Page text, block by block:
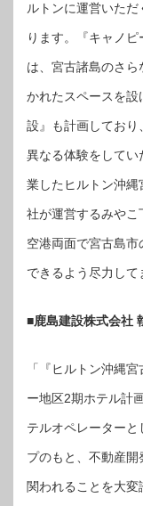
ルトンに運営いた
ります。『キャノ
は、宮古諸島のさ
かれたスペースを
設』も計画しており
異なる体験をしてい
業したヒルトン沖
社が運営するみやこ
空港両面で宮古島
できるよう尽力して
■鹿島建設株式会社
「『ヒルトン沖縄
ー地区2期ホテル計
テルオペレーター
プのもと、不動産
関われることを大